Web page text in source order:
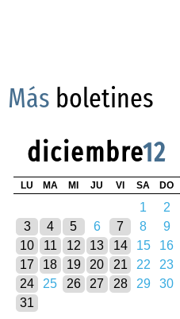
Más boletines
diciembre12
LU MA MI JU VI SA DO
1
2
3
4 5 6 7 8
9
10
11 12 13 14 15
16
17
18 19 20 21 22
23
24
25 26 27 28 29
30
31